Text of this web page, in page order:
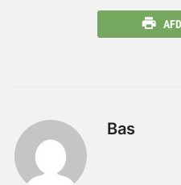
Bas